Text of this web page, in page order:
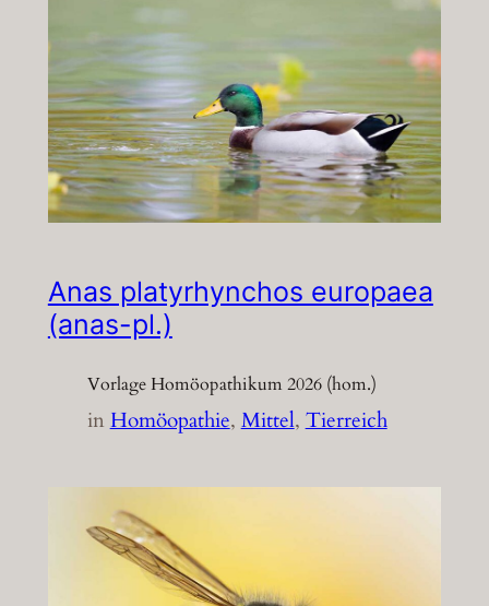
Anas platyrhynchos europaea
(anas-pl.)
Vorlage Homöopathikum 2026 (hom.)
inHomöopathie, Mittel, Tierreich